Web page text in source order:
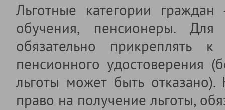
Льготные категории
обучения, пенсионеры. Для
обязательно прикреплять
пенсионного удостоверения
льготы может быть
право на получение льготы,